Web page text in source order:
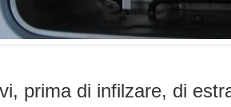
prima di infilzare, di